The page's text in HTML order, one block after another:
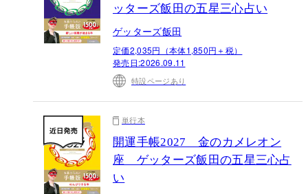
ッターズ飯田の五星三心占い
ゲッターズ飯田
定価2,035円（本体1,850円＋税）
発売日:2026.09.11
特設ページあり
単行本
開運手帳2027 金のカメレオン
座 ゲッターズ飯田の五星三心占
い